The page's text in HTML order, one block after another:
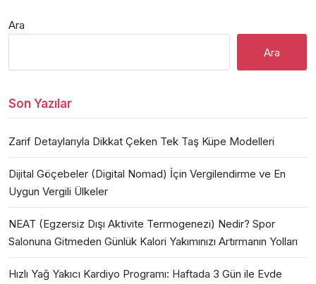
Ara
Ara
Son Yazılar
Zarif Detaylarıyla Dikkat Çeken Tek Taş Küpe Modelleri
Dijital Göçebeler (Digital Nomad) İçin Vergilendirme ve En
Uygun Vergili Ülkeler
NEAT (Egzersiz Dışı Aktivite Termogenezi) Nedir? Spor
Salonuna Gitmeden Günlük Kalori Yakımınızı Artırmanın Yolları
Hızlı Yağ Yakıcı Kardiyo Programı: Haftada 3 Gün ile Evde